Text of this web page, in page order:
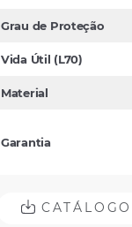
Grau de Proteção
Vida Útil (L70)
Material
Garantia
CATÁLOGO